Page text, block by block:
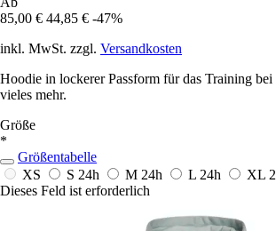
85,00 € 44,85 € -47%
inkl. MwSt. zzgl. Versandkosten
Hoodie in lockerer Passform für das Training
vieles mehr.
Größe
*
Größentabelle
XS
S 24h M 24h L 24h XL
Dieses Feld ist erforderlich